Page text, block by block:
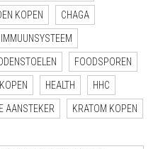
KOPEN CHAGA
FOODSPOREN
HEALTH HHC
AANSTEKER KRATOM KOPEN